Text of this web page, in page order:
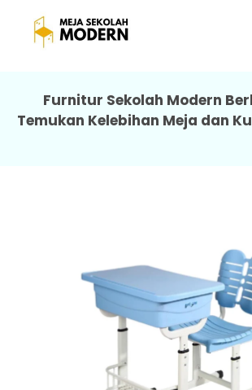
Meja Sekolah Menengah
Furnitur Sekolah Modern
Temukan Kelebihan Meja dan